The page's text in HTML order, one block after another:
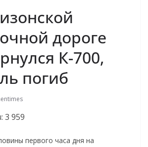
дороге
К-700,
погиб
3 959
первого часа дня на